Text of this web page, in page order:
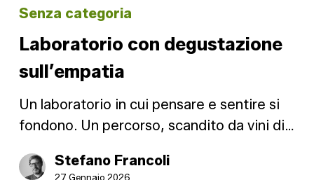
con
sull’empatia
Senza categoria
Laboratorio con degustazione
sull’empatia
Un laboratorio in cui pensare e sentire si
fondono. Un percorso, scandito da vini di…
Stefano Francoli
27 Gennaio 2026